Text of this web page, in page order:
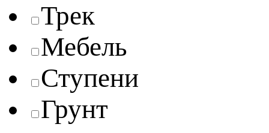
Трек
Мебель
Ступени
Грунт